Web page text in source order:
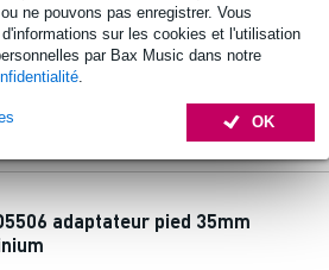
ne pouvons pas enregistrer. Vous
sur les cookies et l'utilisation
par Bax Music dans notre
.
OK
adaptateur pied 35mm